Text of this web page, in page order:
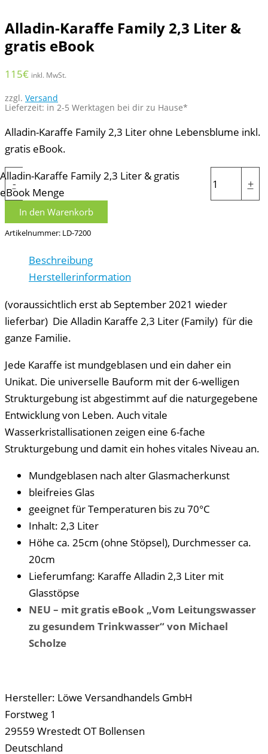
Alladin-Karaffe Family 2,3 Liter &
gratis eBook
115€ inkl. MwSt.
zzgl. Versand
Lieferzeit: in 2-5 Werktagen bei dir zu Hause*
Alladin-Karaffe Family 2,3 Liter ohne Lebensblume inkl.
gratis eBook.
-
Alladin-Karaffe Family 2,3 Liter & gratis
eBook Menge
+
In den Warenkorb
Artikelnummer: LD-7200
Beschreibung
Herstellerinformation
(voraussichtlich erst ab September 2021 wieder
lieferbar) Die Alladin Karaffe 2,3 Liter (Family) für die
ganze Familie.
Jede Karaffe ist mundgeblasen und ein daher ein
Unikat. Die universelle Bauform mit der 6-welligen
Strukturgebung ist abgestimmt auf die naturgegebene
Entwicklung von Leben. Auch vitale
Wasserkristallisationen zeigen eine 6-fache
Strukturgebung und damit ein hohes vitales Niveau an.
Mundgeblasen nach alter Glasmacherkunst
bleifreies Glas
geeignet für Temperaturen bis zu 70°C
Inhalt: 2,3 Liter
Höhe ca. 25cm (ohne Stöpsel), Durchmesser ca.
20cm
Lieferumfang: Karaffe Alladin 2,3 Liter mit
Glasstöpse
NEU – mit gratis eBook „Vom Leitungswasser
zu gesundem Trinkwasser“ von Michael
Scholze
Hersteller: Löwe Versandhandels GmbH
Forstweg 1
29559 Wrestedt OT Bollensen
Deutschland